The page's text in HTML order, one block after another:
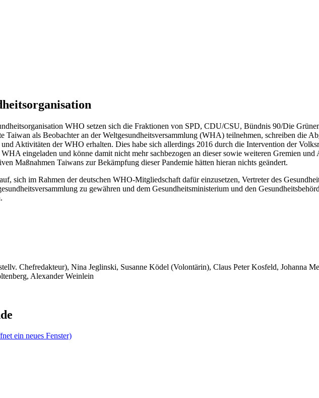
WHO setzen sich die Fraktionen von SPD, CDU/CSU, Bündnis 90/Die
Taiwan als Beobachter an der Weltgesundheitsversammlung (WHA) teilnehmen, schreiben die
Aktivitäten der WHO erhalten. Dies habe sich allerdings 2016 durch die Intervention der
eingeladen und könne damit nicht mehr sachbezogen an dieser sowie weiteren Gremien
Maßnahmen Taiwans zur Bekämpfung dieser Pandemie hätten hieran nichts geändert.
sich im Rahmen der deutschen WHO-Mitgliedschaft dafür einzusetzen, Vertreter des
zu gewähren und dem Gesundheitsministerium und den
Chefredakteur), Nina Jeglinski, Susanne Ködel (Volontärin), Claus Peter Kosfeld, Johanna
Alexander Weinlein
ein neues Fenster)